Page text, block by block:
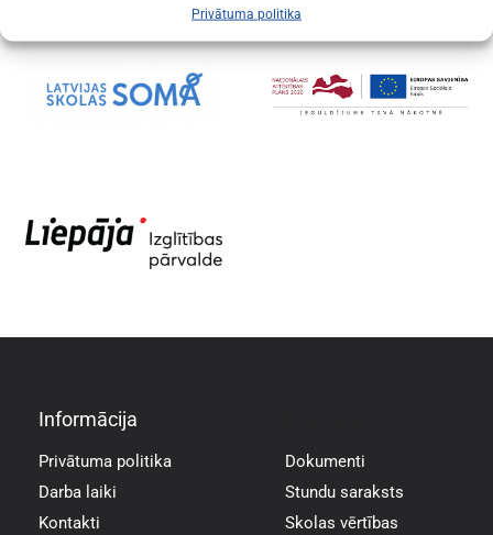
Privātuma politika
Informācija
Privātuma politika
Darba laiki
Kontakti
Dokumenti
Stundu saraksts
Skolas vērtības